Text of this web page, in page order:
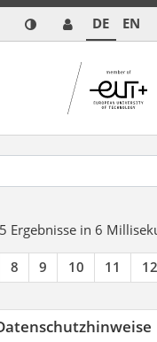
DE EN
Ergebnisse in 6
8 9 10 11 12